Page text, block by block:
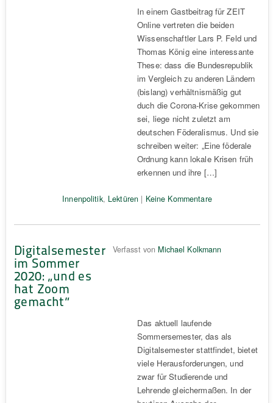
In einem Gastbeitrag für ZEIT
Online vertreten die beiden
Wissenschaftler Lars P. Feld und
Thomas König eine interessante
These: dass die Bundesrepublik
im Vergleich zu anderen Ländern
(bislang) verhältnismäßig gut
duch die Corona-Krise gekommen
sei, liege nicht zuletzt am
deutschen Föderalismus. Und sie
schreiben weiter: „Eine föderale
Ordnung kann lokale Krisen früh
erkennen und ihre […]
Innenpolitik, Lektüren | Keine Kommentare
Digitalsemester
im Sommer
2020: „und es
hat Zoom
gemacht“
Verfasst von Michael Kolkmann
Das aktuell laufende
Sommersemester, das als
Digitalsemester stattfindet, bietet
viele Herausforderungen, und
zwar für Studierende und
Lehrende gleichermaßen. In der